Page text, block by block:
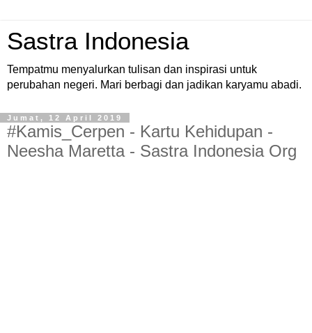
Sastra Indonesia
Tempatmu menyalurkan tulisan dan inspirasi untuk
perubahan negeri. Mari berbagi dan jadikan karyamu abadi.
Jumat, 12 April 2019
#Kamis_Cerpen - Kartu Kehidupan -
Neesha Maretta - Sastra Indonesia Org